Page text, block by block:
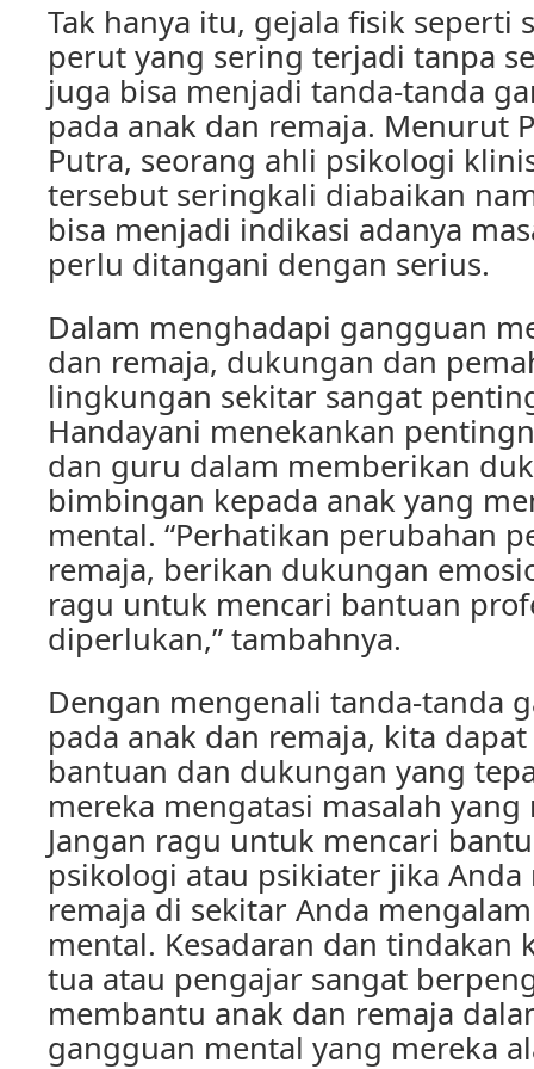
Tak hanya itu, gejala fisik seperti
perut yang sering terjadi tanpa
juga bisa menjadi tanda-tanda
pada anak dan remaja. Menurut
Putra, seorang ahli psikologi
tersebut seringkali diabaikan
bisa menjadi indikasi adanya
perlu ditangani dengan serius.
Dalam menghadapi gangguan
dan remaja, dukungan dan
lingkungan sekitar sangat
Handayani menekankan
dan guru dalam memberikan
bimbingan kepada anak yang
mental. “Perhatikan perubahan
remaja, berikan dukungan
ragu untuk mencari bantuan
diperlukan,” tambahnya.
Dengan mengenali tanda-tanda
pada anak dan remaja, kita
bantuan dan dukungan yang
mereka mengatasi masalah
Jangan ragu untuk mencari
psikologi atau psikiater jika Anda
remaja di sekitar Anda
mental. Kesadaran dan tindakan
tua atau pengajar sangat
membantu anak dan remaja
gangguan mental yang mereka